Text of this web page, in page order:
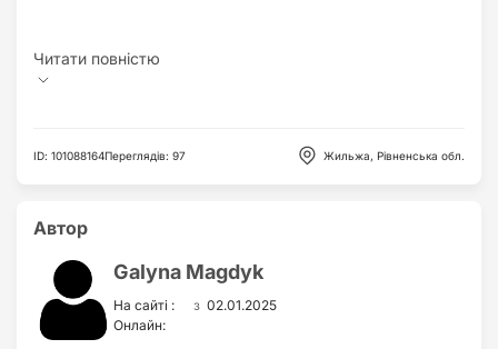
ID: 101088164Переглядів: 97 Жильжа, Рівненська обл.
Автор
Galyna Magdyk
На сайті : з 02.01.2025
Онлайн: